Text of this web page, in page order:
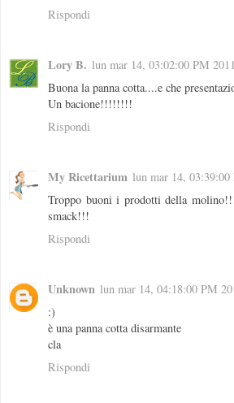
Rispondi
Lory B. lun mar 14, 03:02:00 PM 2011
Buona la panna cotta....e che
Un bacione!!!!!!!!
Rispondi
My Ricettarium lun mar 14, 03:39:00
Troppo buoni i prodotti della
smack!!!
Rispondi
Unknown lun mar 14, 04:18:00 PM
:)
è una panna cotta disarmante
cla
Rispondi